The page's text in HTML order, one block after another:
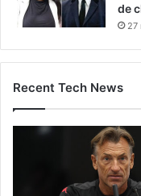
de
27
Recent Tech News